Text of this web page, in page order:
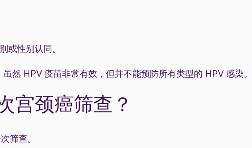
或性别认同。
然 HPV 疫苗非常有效，但并不能预防所有类型的 HPV 感染。
宫颈癌筛查？
筛查。